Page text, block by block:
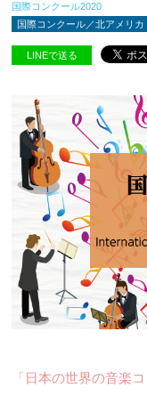
国際コンクール2020
国際コンクール／北アメリカ
LINEで送る
「日本の世界の音楽